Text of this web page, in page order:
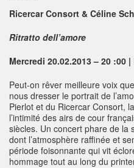
Ricercar Consort & Céline
Ritratto dell’amore
Mercredi 20.02.2013 – 20 :00
Peut-on rêver meilleure voix
nous dresser le portrait de
Pierlot et du Ricercar Consort,
l’intimité des airs de cour
siècles. Un concert phare de la
dont l’atmosphère raffinée et
période foisonnante qui vit
hommage tout au long du